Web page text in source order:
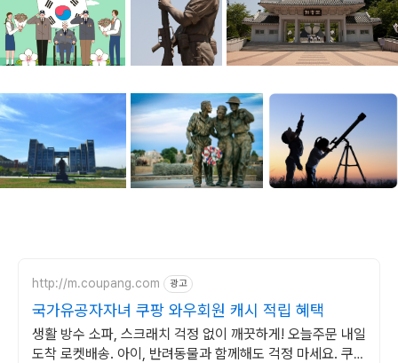
http://m.coupang.com 광고
국가유공자자녀 쿠팡 와우회원 캐시 적립 혜택
생활 방수 소파, 스크래치 걱정 없이 깨끗하게! 오늘주문 내일
도착 로켓배송. 아이, 반려동물과 함께해도 걱정 마세요. 쿠팡